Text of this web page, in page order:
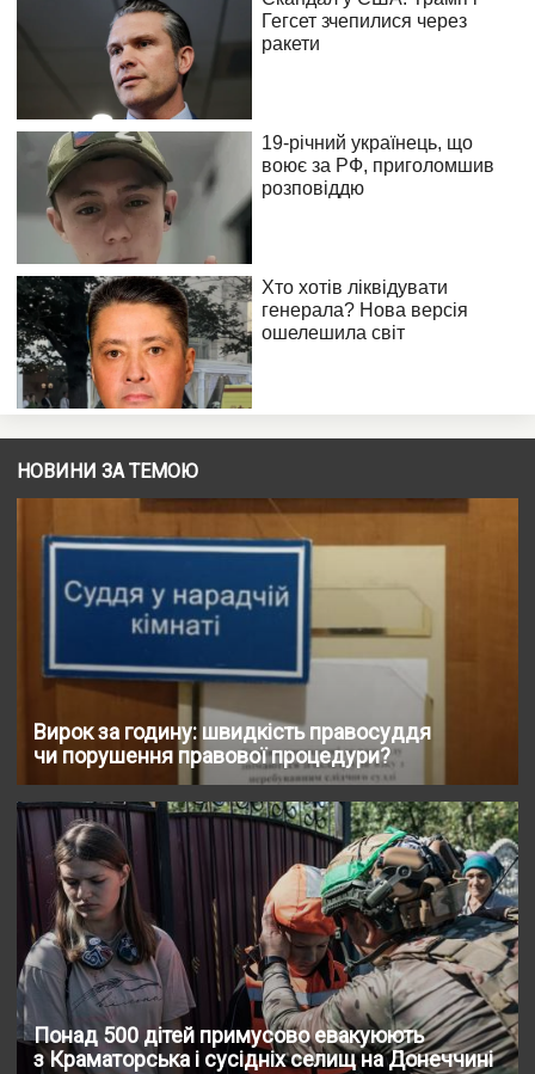
НОВИНИ ЗА ТЕМОЮ
Вирок за годину: швидкість правосуддя
чи порушення правової процедури?
Понад 500 дітей примусово евакуюють
з Краматорська і сусідніх селищ на Донеччині